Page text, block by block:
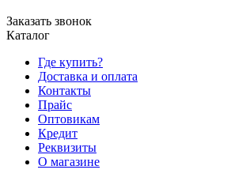
Заказать звонок
Каталог
Где купить?
Доставка и оплата
Контакты
Прайс
Оптовикам
Кредит
Реквизиты
О магазине